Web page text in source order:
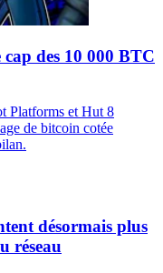
des 10 000 BTC
Platforms et Hut 8
de bitcoin cotée
désormais plus
réseau